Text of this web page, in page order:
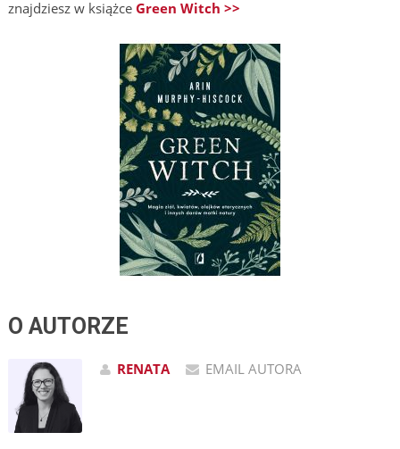
znajdziesz w książce Green Witch >>
O AUTORZE
RENATA EMAIL AUTORA